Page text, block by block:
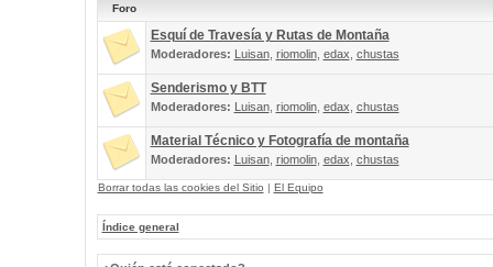
Foro
Esquí de Travesía y Rutas de Montaña
Moderadores: Luisan, riomolin, edax chustas
Senderismo y BTT
Moderadores: Luisan, riomolin, edax chustas
Material Técnico y Fotografía de montaña
Moderadores: Luisan, riomolin, edax chustas
Borrar todas las cookies del Sitio | El Equipo
Índice general